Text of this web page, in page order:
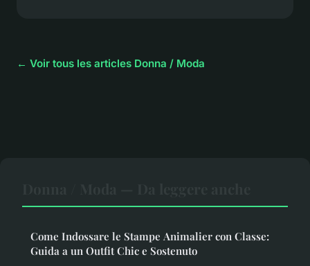
← Voir tous les articles Donna / Moda
Come Indossare le Stampe Animalier con Classe:
Guida a un Outfit Chic e Sostenuto